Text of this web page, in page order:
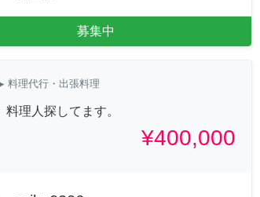
募集中
▸ 料理代行・出張料理
料理人探してます。
¥400,000